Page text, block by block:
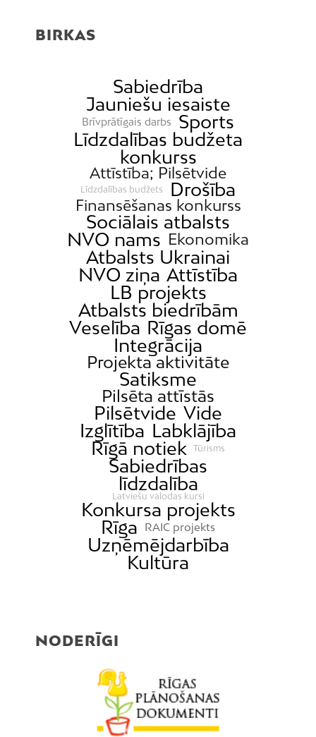
BIRKAS
Sabiedrība
Jauniešu iesaiste
Brīvprātīgais darbs
Sports
Līdzdalības budžeta
konkurss
Attīstība; Pilsētvide
Līdzdalības budžets Drošība
Finansēšanas konkurss
Sociālais atbalsts
NVO nams Ekonomika
Atbalsts Ukrainai
NVO ziņa Attīstība
LB projekts
Atbalsts biedrībām
Veselība Rīgas domē
Integrācija
Projekta aktivitāte
Satiksme
Pilsēta attīstās
Pilsētvide Vide
Izglītība Labklājība
Rīgā notiek
Tūrisms
Sabiedrības
līdzdalība
Latviešu valodas kursi
Konkursa projekts
Rīga
RAIC projekts
Uzņēmējdarbība
Kultūra
NODERĪGI